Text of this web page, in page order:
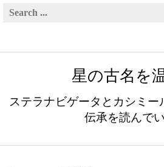
星の古名を
ステラナビゲータとカシミ
伝承を読んで